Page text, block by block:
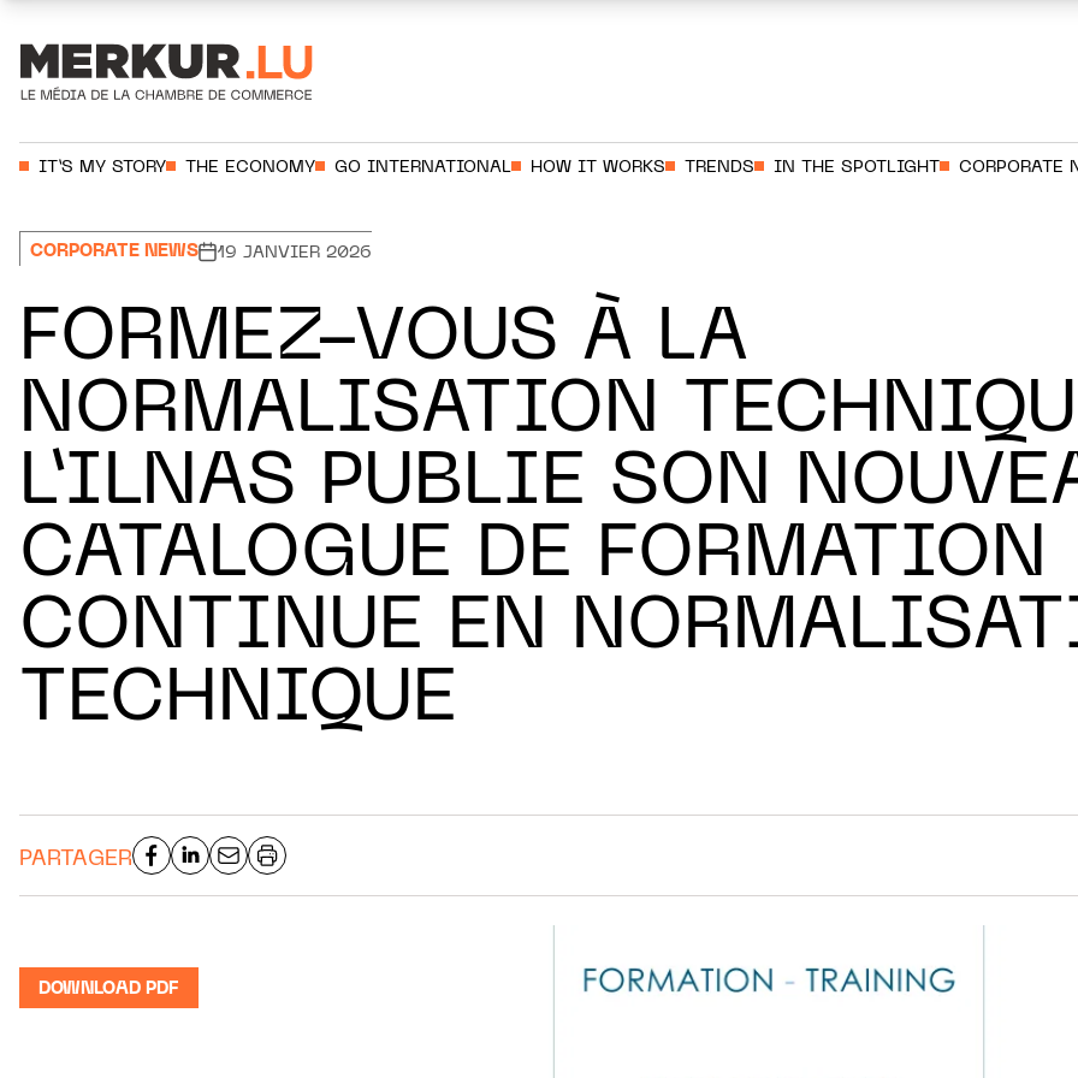
IT’S MY STORY THE ECONOMY GO INTERNATIONAL HOW IT WORKS TRENDS IN THE SPOTLIGHT CORPORATE
CORPORATE NEWS 19 JANVIER 2026
FORMEZ-VOUS À LA
NORMALISATION
L’ILNAS PUBLIE SON
CATALOGUE DE FORMATION
CONTINUE EN
TECHNIQUE
PARTAGER
DOWNLOAD PDF